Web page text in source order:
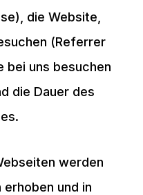
die Website,
(Referrer
bei uns besuchen
die Dauer des
werden
und in